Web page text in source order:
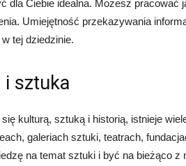
dla Ciebie idealna. Możesz pracować
Umiejętność przekazywania
tej dziedzinie.
i sztuka
kulturą, sztuką i historią, istnieje
galeriach sztuki, teatrach,
na temat sztuki i być na bieżąco z